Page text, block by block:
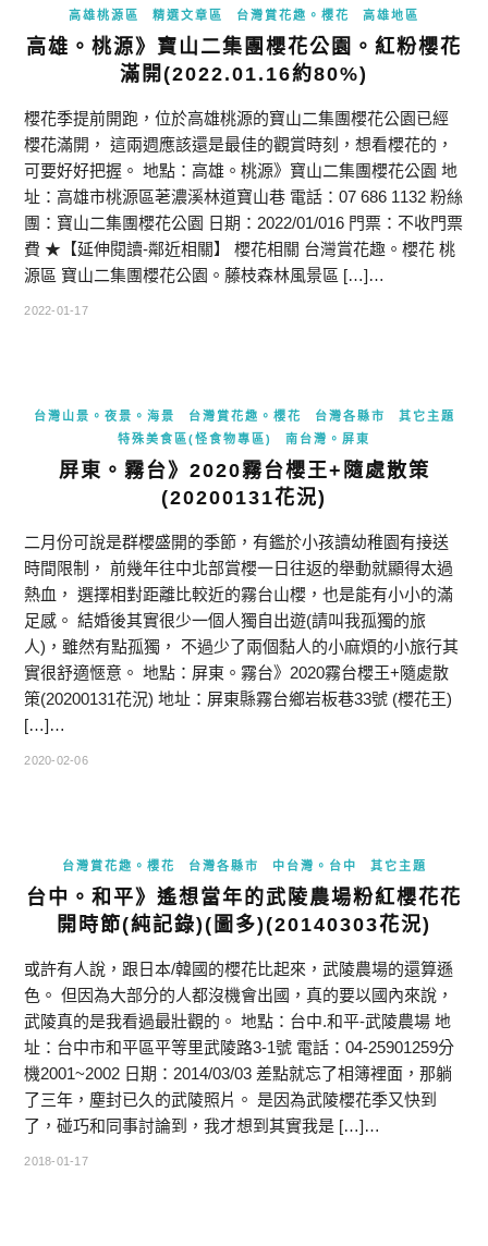
高雄桃源區 精選文章區 台灣賞花趣。櫻花 高雄地區
高雄。桃源》寶山二集團櫻花公園。紅粉櫻花
滿開(2022.01.16約80%)
櫻花季提前開跑，位於高雄桃源的寶山二集團櫻花公園已經
櫻花滿開， 這兩週應該還是最佳的觀賞時刻，想看櫻花的，
可要好好把握。 地點：高雄。桃源》寶山二集團櫻花公園 地
址：高雄市桃源區荖濃溪林道寶山巷 電話：07 686 1132 粉絲
團：寶山二集團櫻花公園 日期：2022/01/016 門票：不收門票
費 ★【延伸閱讀-鄰近相關】 櫻花相關 台灣賞花趣。櫻花 桃
源區 寶山二集團櫻花公園。藤枝森林風景區 […]…
2022-01-17
台灣山景。夜景。海景 台灣賞花趣。櫻花 台灣各縣市
其它主題
特殊美食區(怪食物專區)
南台灣。屏東
屏東。霧台》2020霧台櫻王+隨處散策
(20200131花況)
二月份可說是群櫻盛開的季節，有鑑於小孩讀幼稚園有接送
時間限制， 前幾年往中北部賞櫻一日往返的舉動就顯得太過
熱血， 選擇相對距離比較近的霧台山櫻，也是能有小小的滿
足感。 結婚後其實很少一個人獨自出遊(請叫我孤獨的旅
人)，雖然有點孤獨， 不過少了兩個黏人的小麻煩的小旅行其
實很舒適愜意。 地點：屏東。霧台》2020霧台櫻王+隨處散
策(20200131花況) 地址：屏東縣霧台鄉岩板巷33號 (櫻花王)
[…]…
2020-02-06
台灣賞花趣。櫻花 台灣各縣市 中台灣。台中 其它主題
台中。和平》遙想當年的武陵農場粉紅櫻花花
開時節(純記錄)(圖多)(20140303花況)
或許有人說，跟日本/韓國的櫻花比起來，武陵農場的還算遜
色。 但因為大部分的人都沒機會出國，真的要以國內來說，
武陵真的是我看過最壯觀的。 地點：台中.和平-武陵農場 地
址：台中市和平區平等里武陵路3-1號 電話：04-25901259分
機2001~2002 日期：2014/03/03 差點就忘了相簿裡面，那躺
了三年，塵封已久的武陵照片。 是因為武陵櫻花季又快到
了，碰巧和同事討論到，我才想到其實我是 […]…
2018-01-17